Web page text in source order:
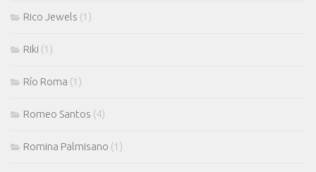
Rico Jewels (1)
Riki (1)
Río Roma (1)
Romeo Santos (4)
Romina Palmisano (1)